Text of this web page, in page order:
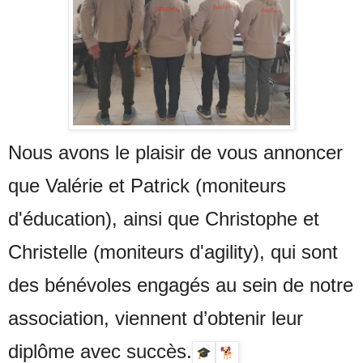
Nous avons le plaisir de vous annoncer
que Valérie et Patrick (moniteurs
d'éducation), ainsi que Christophe et
Christelle (moniteurs d'agility), qui sont
des bénévoles engagés au sein de notre
association, viennent d’obtenir leur
diplôme avec succès.